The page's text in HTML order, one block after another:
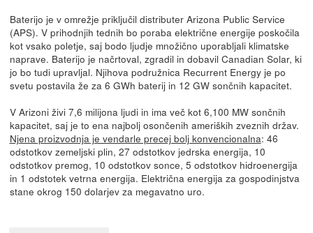
Baterijo je v omrežje priključil distributer Arizona Public Service
(APS). V prihodnjih tednih bo poraba električne energije poskočila
kot vsako poletje, saj bodo ljudje množično uporabljali klimatske
naprave. Baterijo je načrtoval, zgradil in dobavil Canadian Solar, ki
jo bo tudi upravljal. Njihova podružnica Recurrent Energy je po
svetu postavila že za 6 GWh baterij in 12 GW sončnih kapacitet.
V Arizoni živi 7,6 milijona ljudi in ima več kot 6,100 MW sončnih
kapacitet, saj je to ena najbolj osončenih ameriških zveznih držav.
Njena proizvodnja je vendarle precej bolj konvencionalna: 46
odstotkov zemeljski plin, 27 odstotkov jedrska energija, 10
odstotkov premog, 10 odstotkov sonce, 5 odstotkov hidroenergija
in 1 odstotek vetrna energija. Električna energija za gospodinjstva
stane okrog 150 dolarjev za megavatno uro.